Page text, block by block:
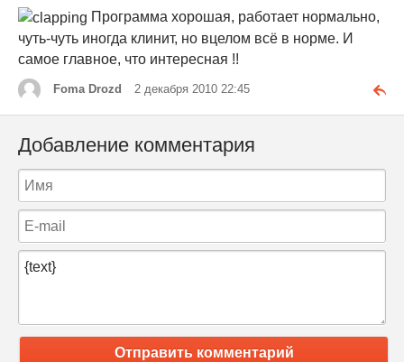
Программа хорошая, работает нормально,
чуть-чуть иногда клинит, но вцелом всё в норме. И
самое главное, что интересная !!
Foma Drozd 2 декабря 2010 22:45
Добавление комментария
Отправить комментарий